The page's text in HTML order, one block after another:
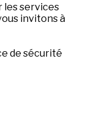
les services
invitons à
de sécurité